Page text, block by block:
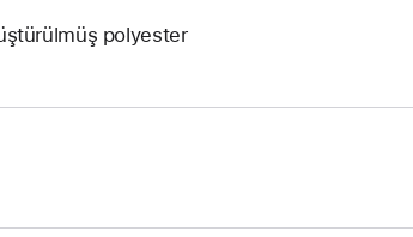
polyester